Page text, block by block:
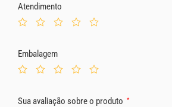
Atendimento
Embalagem
Sua avaliação sobre o produto *